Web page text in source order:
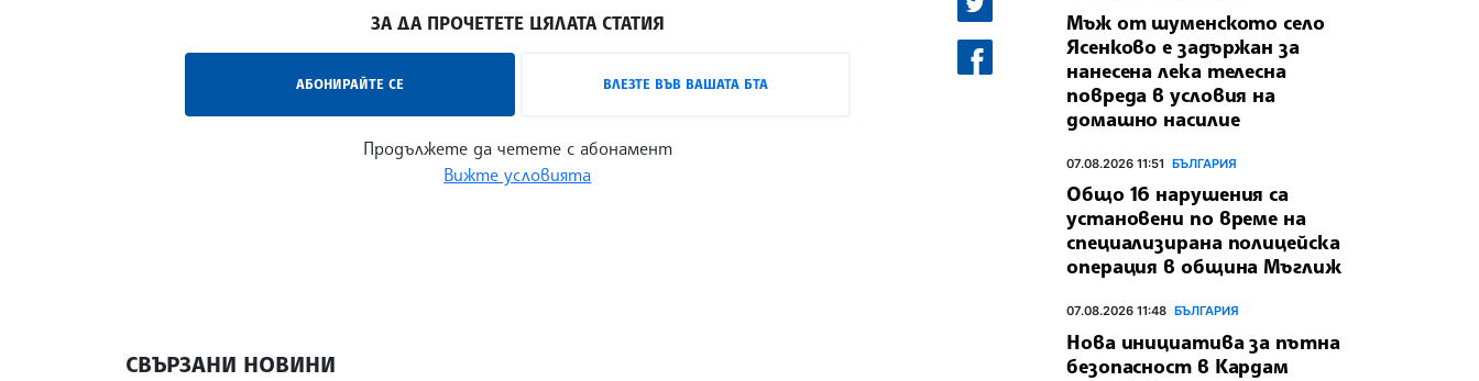
ЗА ДА ПРОЧЕТЕТЕ ЦЯЛАТА СТАТИЯ
АБОНИРАЙТЕ СЕ ВЛЕЗТЕ ВЪВ ВАШАТА БТА
Продължете да четете с абонамент
Вижте условията
СВЪРЗАНИ НОВИНИ
Мъж от шуменското село
Ясенково е задържан за
нанесена лека телесна
повреда в условия на
домашно насилие
07.08.2026 11:51 БЪЛГАРИЯ
Общо 16 нарушения са
установени по време на
специализирана полицейска
операция в община Мъглиж
07.08.2026 11:48 БЪЛГАРИЯ
Нова инициатива за пътна
безопасност в Кардам